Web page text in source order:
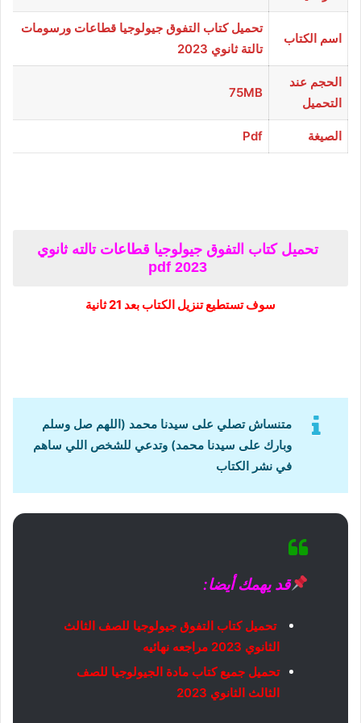
اسم الكتاب
تحميل كتاب التفوق جيولوجيا قطاعات ورسومات
تالتة ثانوي 2023
الحجم عند
التحميل
75MB
الصيغة Pdf
تحميل كتاب التفوق جيولوجيا قطاعات تالته ثانوي
2023 pdf
سوف تستطيع تنزيل الكتاب بعد 20 ثانية
متنساش تصلي على سيدنا محمد (اللهم صل وسلم
وبارك على سيدنا محمد) وتدعي للشخص اللي ساهم
في نشر الكتاب
قد يهمك أيضا:
تحميل كتاب التفوق جيولوجيا للصف الثالث
الثانوي 2023 مراجعه نهائيه
تحميل جميع كتاب مادة الجيولوجيا للصف
الثالث الثانوي 2023